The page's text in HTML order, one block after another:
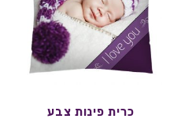
כרית פינות צבע